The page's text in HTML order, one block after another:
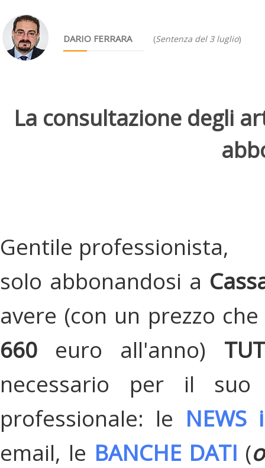
DARIO FERRARA (Sentenza del 3 luglio)
La consultazione degli
Gentile professionista,
solo abbonandosi a
avere (con un prezzo
660 euro all'anno)
necessario per il suo
professionale: le
email, le BANCHE DATI (